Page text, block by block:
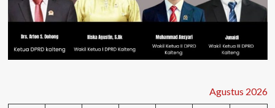
Agustus 2026